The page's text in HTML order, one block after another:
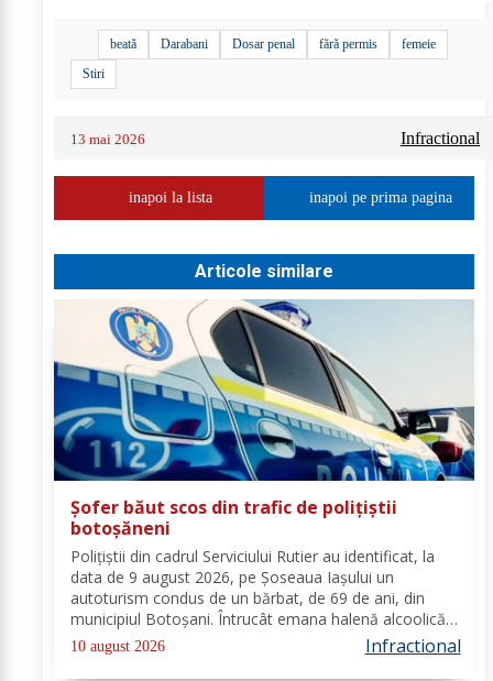
beată Darabani Dosar penal fără permis
femeie
Stiri
13 mai 2026 Infractional
inapoi la lista inapoi pe prima pagina
Articole similare
Șofer băut scos din trafic de polițiștii
botoșăneni
Polițiștii din cadrul Serviciului Rutier au identificat, la
data de 9 august 2026, pe Șoseaua Iașului un
autoturism condus de un bărbat, de 69 de ani, din
municipiul Botoșani. Întrucât emana halenă alcoolică
a fost testat cu aparatul etilotest, valoarea rezultată
fiind de 0,93 mg/l alcool pur în...
10 august 2026 Infractional